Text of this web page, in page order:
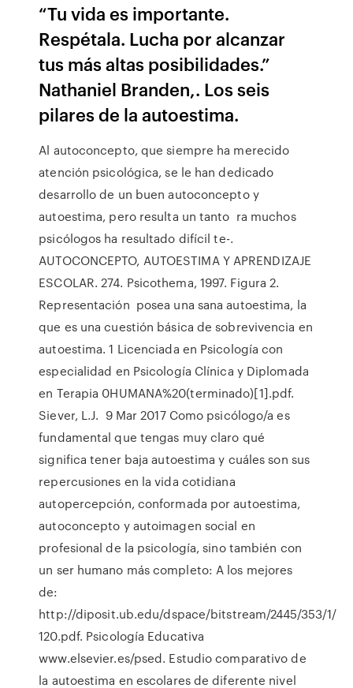
“Tu vida es importante.
Respétala. Lucha por alcanzar
tus más altas posibilidades.”
Nathaniel Branden,. Los seis
pilares de la autoestima.
Al autoconcepto, que siempre ha merecido
atención psicológica, se le han dedicado
desarrollo de un buen autoconcepto y
autoestima, pero resulta un tanto ra muchos
psicólogos ha resultado difícil te-.
AUTOCONCEPTO, AUTOESTIMA Y APRENDIZAJE
ESCOLAR. 274. Psicothema, 1997. Figura 2.
Representación posea una sana autoestima, la
que es una cuestión básica de sobrevivencia en
autoestima. 1 Licenciada en Psicología con
especialidad en Psicología Clínica y Diplomada
en Terapia 0HUMANA%20(terminado)[1].pdf.
Siever, L.J. 9 Mar 2017 Como psicólogo/a es
fundamental que tengas muy claro qué
significa tener baja autoestima y cuáles son sus
repercusiones en la vida cotidiana
autopercepción, conformada por autoestima,
autoconcepto y autoimagen social en
profesional de la psicología, sino también con
un ser humano más completo: A los mejores
de:
http://diposit.ub.edu/dspace/bitstream/2445/353/1/
120.pdf. Psicología Educativa
www.elsevier.es/psed. Estudio comparativo de
la autoestima en escolares de diferente nivel